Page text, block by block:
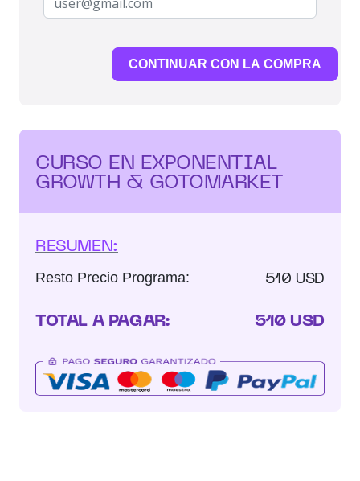
CONTINUAR CON LA COMPRA
CURSO EN EXPONENTIAL
GROWTH & GOTOMARKET
RESUMEN:
Resto Precio Programa: 510 USD
TOTAL A PAGAR: 510 USD